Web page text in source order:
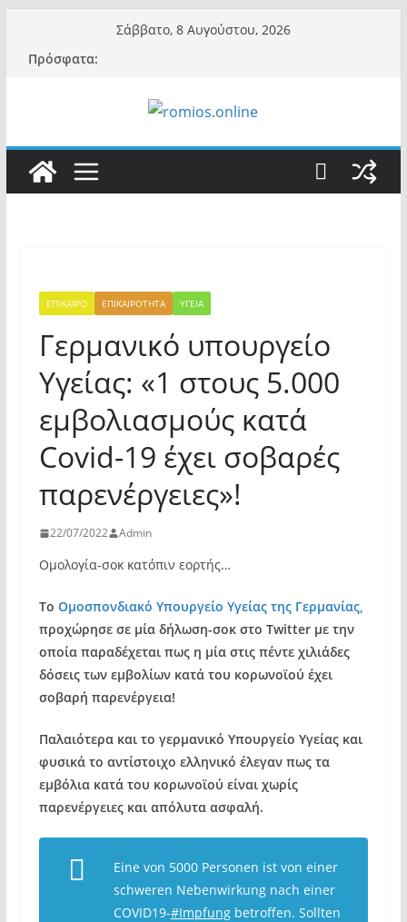
περιεχόμενο
Σάββατο, 8 Αυγούστου, 2026
Πρόσφατα:
ΕΠΙΚΑΙΡΟ ΕΠΙΚΑΙΡΟΤΗΤΑ ΥΓΕΙΑ
Γερμανικό υπουργείο
Υγείας: «1 στους 5.000
εμβολιασμούς κατά
Covid-19 έχει σοβαρές
παρενέργειες»!
22/07/2022 Admin
Ομολογία-σοκ κατόπιν εορτής…
Το Ομοσπονδιακό Υπουργείο Υγείας της Γερμανίας,
προχώρησε σε μία δήλωση-σοκ στο Twitter με την
οποία παραδέχεται πως η μία στις πέντε χιλιάδες
δόσεις των εμβολίων κατά του κορωνοϊού έχει
σοβαρή παρενέργεια!
Παλαιότερα και το γερμανικό Υπουργείο Υγείας και
φυσικά το αντίστοιχο ελληνικό έλεγαν πως τα
εμβόλια κατά του κορωνοϊού είναι χωρίς
παρενέργειες και απόλυτα ασφαλή.
Eine von 5000 Personen ist von einer
schweren Nebenwirkung nach einer
COVID19-#Impfungbetroffen. Sollten